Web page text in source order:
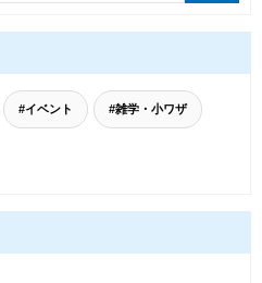
#イベント #雑学・小ワザ